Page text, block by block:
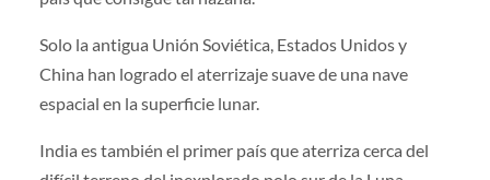
Solo la antigua Unión Soviética, Estados Unidos y
China han logrado el aterrizaje suave de una nave
espacial en la superficie lunar.
India es también el primer país que aterriza cerca del